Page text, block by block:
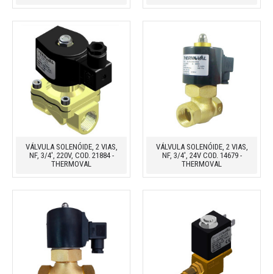
VÁLVULA SOLENÓIDE, 2 VIAS,
NF, 3/4', 220V, COD. 21884 -
THERMOVAL
VÁLVULA SOLENÓIDE, 2 VIAS,
NF, 3/4', 24V COD. 14679 -
THERMOVAL